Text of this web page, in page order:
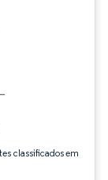
classificados em
conforme CC BY 4.0.